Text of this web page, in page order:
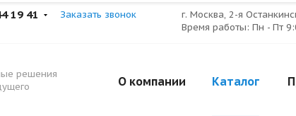
19 41 Заказать звонок
г. Москва, 2-я
Время работы: Пн - Пт
решения
О компании Каталог